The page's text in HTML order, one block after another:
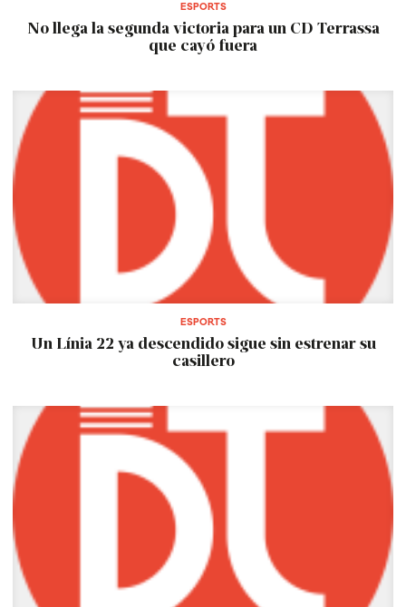
ESPORTS
No llega la segunda victoria para un CD Terrassa
que cayó fuera
ESPORTS
Un Línia 22 ya descendido sigue sin estrenar su
casillero